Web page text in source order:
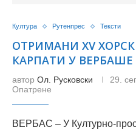
Култура Рутенпрес Тексти
ОТРИМАНИ XV
КАРПАТИ У ВЕРБАШЕ
автор Ол. Русковски 29.
Опатрене
ВЕРБАС – У Културно-